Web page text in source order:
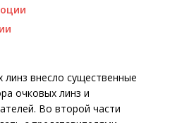
линз внесло существенные
очковых линз и
Во второй части